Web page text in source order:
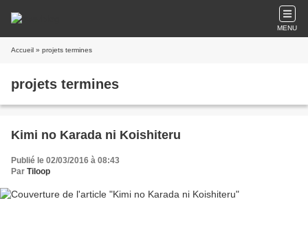
MENU
Accueil » projets termines
projets termines
Kimi no Karada ni Koishiteru
Publié le 02/03/2016 à 08:43
Par Tiloop